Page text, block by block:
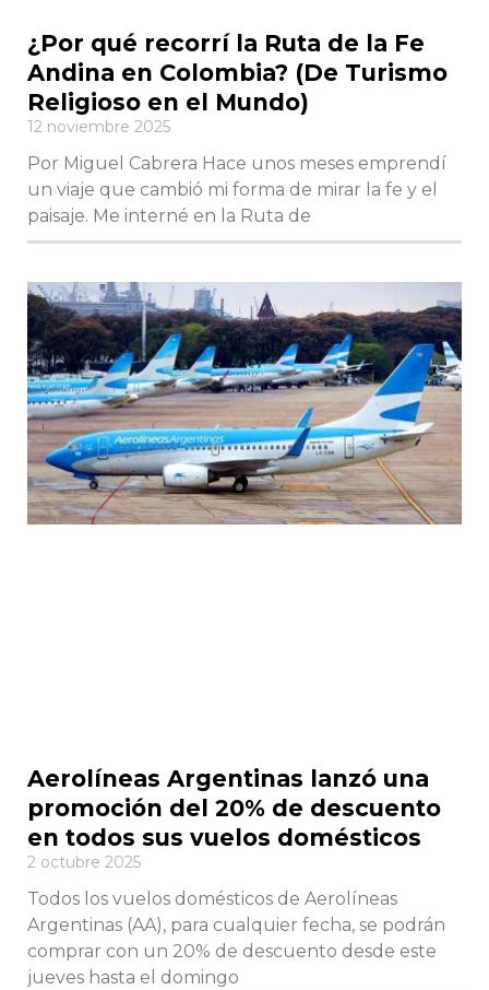
¿Por qué recorrí la Ruta de la Fe
Andina en Colombia? (De Turismo
Religioso en el Mundo)
12 noviembre 2025
Por Miguel Cabrera Hace unos meses emprendí
un viaje que cambió mi forma de mirar la fe y el
paisaje. Me interné en la Ruta de
Aerolíneas Argentinas lanzó una
promoción del 20% de descuento
en todos sus vuelos domésticos
2 octubre 2025
Todos los vuelos domésticos de Aerolíneas
Argentinas (AA), para cualquier fecha, se podrán
comprar con un 20% de descuento desde este
jueves hasta el domingo